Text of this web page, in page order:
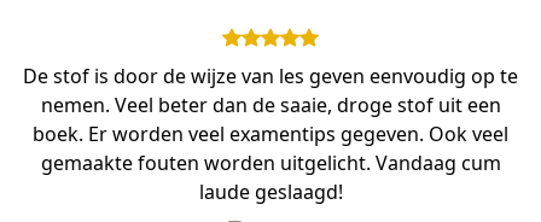
De stof is door de wijze van les geven eenvoudig op te
nemen. Veel beter dan de saaie, droge stof uit een
boek. Er worden veel examentips gegeven. Ook veel
gemaakte fouten worden uitgelicht. Vandaag cum
laude geslaagd!